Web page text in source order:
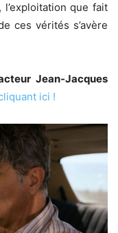
l’exploitation que fait
ces vérités s’avère
Jean-Jacques
ici !